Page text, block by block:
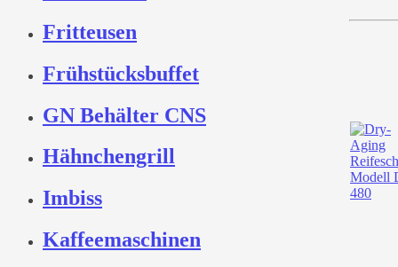
Fritteusen
Frühstücksbuffet
GN Behälter CNS
Hähnchengrill
Imbiss
Kaffeemaschinen